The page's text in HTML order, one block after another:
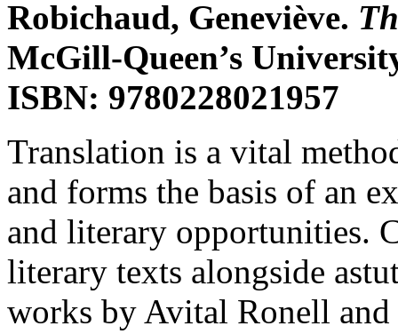
Robichaud, Geneviève.
McGill-Queen’s
ISBN: 9780228021957
Translation is a vital
and forms the basis of an
and literary opportunities.
literary texts alongside
works by Avital Ronell